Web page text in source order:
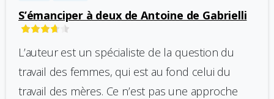
S’émanciper à deux de Antoine de Gabrielli
L’auteur est un spécialiste de la question du
travail des femmes, qui est au fond celui du
travail des mères. Ce n’est pas une approche